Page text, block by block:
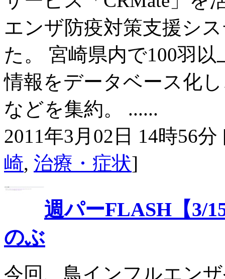
エンザ防疫対策支援シ
た。 宮崎県内で100羽
情報をデータベース化
などを集約。 ......
2011年3月02日 14時56分
崎, 治療・症状]
週パーFLASH【3/
のぶ
今回、鳥インフルエン